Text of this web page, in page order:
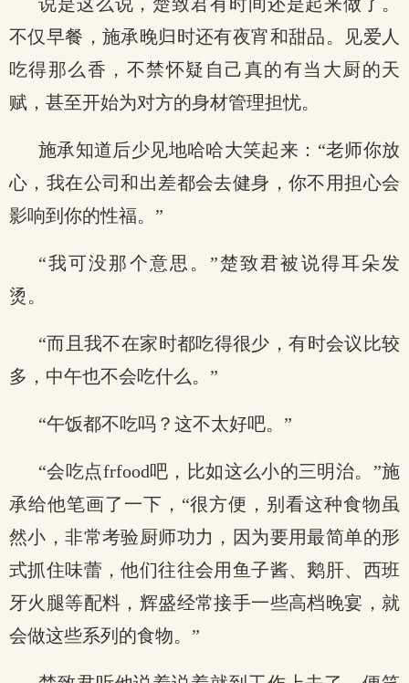
不仅早餐，施承晚归时还有夜宵和甜品。见爱人
吃得那么香，不禁怀疑自己真的有当大厨的天
赋，甚至开始为对方的身材管理担忧。
施承知道后少见地哈哈大笑起来：“老师你放
心，我在公司和出差都会去健身，你不用担心会
影响到你的性福。”
“我可没那个意思。”楚致君被说得耳朵发
烫。
“而且我不在家时都吃得很少，有时会议比较
多，中午也不会吃什么。”
“午饭都不吃吗？这不太好吧。”
“会吃点frfood吧，比如这么小的三明治。”施
承给他笔画了一下，“很方便，别看这种食物虽
然小，非常考验厨师功力，因为要用最简单的形
式抓住味蕾，他们往往会用鱼子酱、鹅肝、西班
牙火腿等配料，辉盛经常接手一些高档晚宴，就
会做这些系列的食物。”